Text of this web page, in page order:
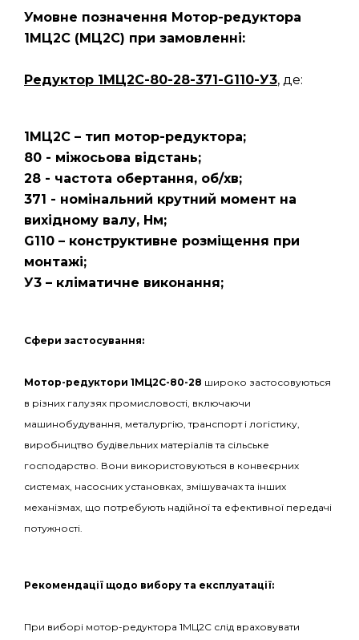
Умовне позначення Мотор-редуктора
1МЦ2С (МЦ2С) при замовленні:
Редуктор 1МЦ2С-80-28-371-G110-У3, де:
1МЦ2С – тип мотор-редуктора;
80 - міжосьова відстань;
28 - частота обертання, об/хв;
371 - номінальний крутний момент на
вихідному валу, Нм;
G110 – конструктивне розміщення при
монтажі;
У3 – кліматичне виконання;
Сфери застосування:
Мотор-редуктори 1МЦ2С-80-28 широко застосовуються
в різних галузях промисловості, включаючи
машинобудування, металургію, транспорт і логістику,
виробництво будівельних матеріалів та сільське
господарство. Вони використовуються в конвеєрних
системах, насосних установках, змішувачах та інших
механізмах, що потребують надійної та ефективної передачі
потужності.
Рекомендації щодо вибору та експлуатації:
При виборі мотор-редуктора 1МЦ2С слід враховувати